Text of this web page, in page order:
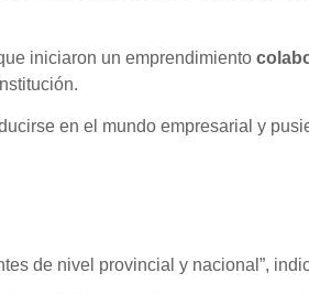
iniciaron un emprendimiento
en el mundo empresarial y
de nivel provincial y nacional”,